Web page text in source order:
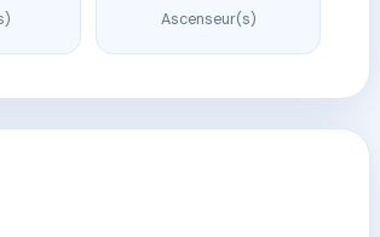
Ascenseur(s)